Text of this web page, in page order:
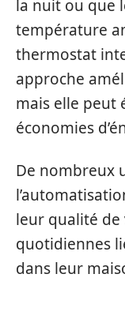
la nuit ou que
température
thermostat
approche
mais elle peut
économies
De nombreux
leur qualité de
quotidiennes
dans leur